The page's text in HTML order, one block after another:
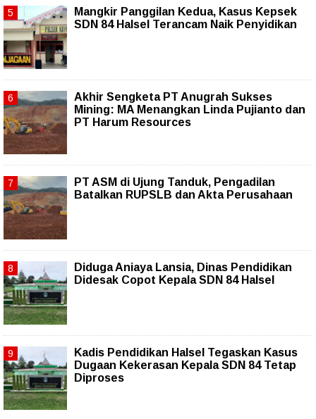
Mangkir Panggilan Kedua, Kasus Kepsek
SDN 84 Halsel Terancam Naik Penyidikan
Akhir Sengketa PT Anugrah Sukses
Mining: MA Menangkan Linda Pujianto dan
PT Harum Resources
PT ASM di Ujung Tanduk, Pengadilan
Batalkan RUPSLB dan Akta Perusahaan
Diduga Aniaya Lansia, Dinas Pendidikan
Didesak Copot Kepala SDN 84 Halsel
Kadis Pendidikan Halsel Tegaskan Kasus
Dugaan Kekerasan Kepala SDN 84 Tetap
Diproses